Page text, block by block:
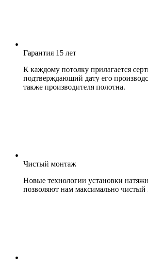
Гарантия 15 лет
К каждому потолку прилагается
подтверждающий дату его
также производителя полотна.
Чистый монтаж
Новые технологии установки
позволяют нам максимально чистый